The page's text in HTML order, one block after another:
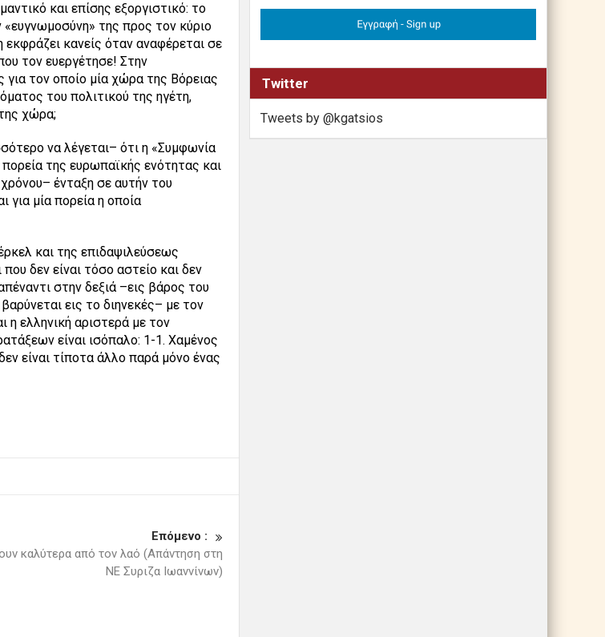
και επίσης εξοργιστικό: το
«ευγνωμοσύνη» της προς τον κύριο
κανείς όταν αναφέρεται σε
τον ευεργέτησε! Στην
για τον οποίο μία χώρα της Βόρειας
του πολιτικού της ηγέτη,
χώρα;
να λέγεται– ότι η «Συμφωνία
της ευρωπαϊκής ενότητας και
ένταξη σε αυτήν του
μία πορεία η οποία
και της επιδαψιλεύσεως
δεν είναι τόσο αστείο και δεν
στην δεξιά –εις βάρος του
εις το διηνεκές– με τον
η ελληνική αριστερά με τον
είναι ισόπαλο: 1-1. Χαμένος
είναι τίποτα άλλο παρά μόνο ένας
Επόμενο :
καλύτερα από τον λαό (Απάντηση στη
ΝΕ Συριζα Ιωαννίνων)
Twitter
Tweets by @kgatsios